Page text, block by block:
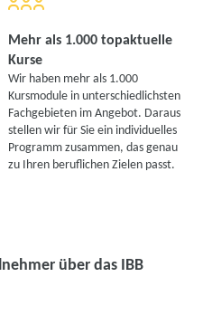
Mehr als 1.000 topaktuelle
Kurse
Wir haben mehr als 1.000
Kursmodule in unterschiedlichsten
Fachgebieten im Angebot. Daraus
stellen wir für Sie ein individuelles
Programm zusammen, das genau
zu Ihren beruflichen Zielen passt.
über das IBB